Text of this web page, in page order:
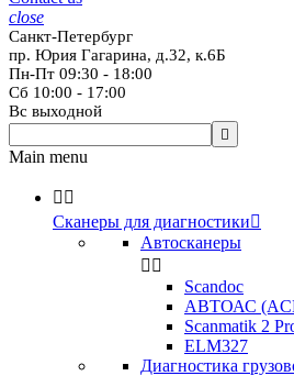
close
Санкт-Петербург
пр. Юрия Гагарина, д.32, к.6Б
Пн-Пт 09:30 - 18:00
Сб 10:00 - 17:00
Вс выходной

Main menu
 
Сканеры для диагностики
Автосканеры
 
Scandoc
АВТОАС
Scanmatik 2
ELM327
Диагностика